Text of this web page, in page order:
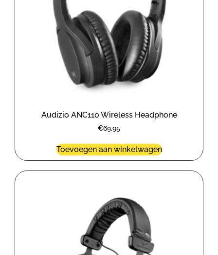
Audizio ANC110 Wireless Headphone
€69,95
Toevoegen aan winkelwagen